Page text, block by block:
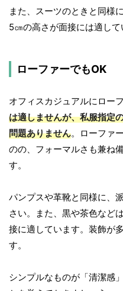
また、スーツのときと同様
5㎝の高さが面接には適して
ローファーでもOK
オフィスカジュアルにロー
は適しませんが、私服指定
問題ありません。ローファ
のの、フォーマルさも兼ね
す。
パンプスや革靴と同様に、
さい。また、黒や茶色など
接に適しています。装飾が
す。
シンプルなものが「清潔感